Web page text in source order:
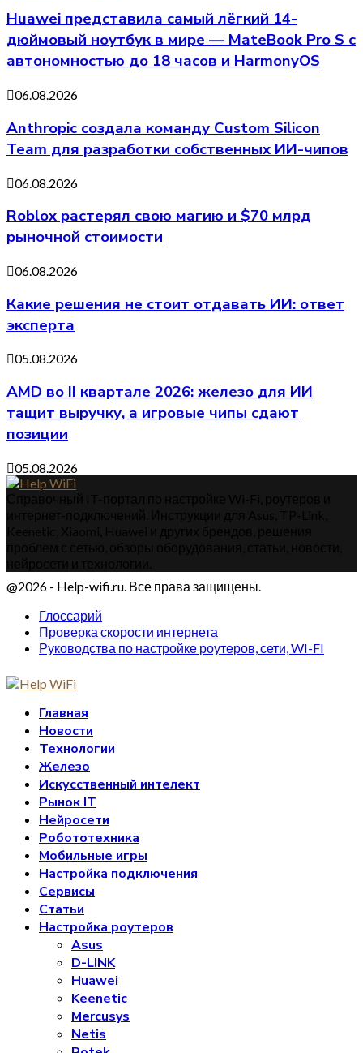
Huawei представила самый лёгкий 14-
дюймовый ноутбук в мире — MateBook Pro S с
автономностью до 18 часов и HarmonyOS
06.08.2026
Anthropic создала команду Custom Silicon
Team для разработки собственных ИИ-чипов
06.08.2026
Roblox растерял свою магию и $70 млрд
рыночной стоимости
06.08.2026
Какие решения не стоит отдавать ИИ: ответ
эксперта
05.08.2026
AMD во II квартале 2026: железо для ИИ
тащит выручку, а игровые чипы сдают
позиции
05.08.2026
@2026 - Help-wifi.ru. Все права защищены.
Глоссарий
Проверка скорости интернета
Руководства по настройке роутеров, сети, WI-FI
Главная
Новости
Технологии
Железо
Искусственный интелект
Рынок IT
Нейросети
Робототехника
Мобильные игры
Настройка подключения
Сервисы
Статьи
Настройка роутеров
Asus
D-LINK
Huawei
Keenetic
Mercusys
Netis